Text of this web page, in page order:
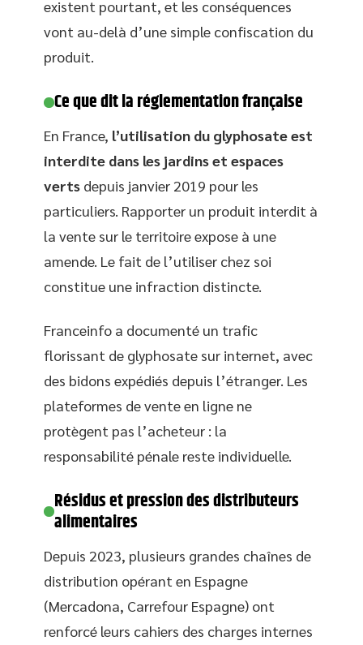
existent pourtant, et les conséquences
vont au-delà d’une simple confiscation du
produit.
Ce que dit la réglementation française
En France, l’utilisation du glyphosate est
interdite dans les jardins et espaces
verts depuis janvier 2019 pour les
particuliers. Rapporter un produit interdit à
la vente sur le territoire expose à une
amende. Le fait de l’utiliser chez soi
constitue une infraction distincte.
Franceinfo a documenté un trafic
florissant de glyphosate sur internet, avec
des bidons expédiés depuis l’étranger. Les
plateformes de vente en ligne ne
protègent pas l’acheteur : la
responsabilité pénale reste individuelle.
Résidus et pression des distributeurs
alimentaires
Depuis 2023, plusieurs grandes chaînes de
distribution opérant en Espagne
(Mercadona, Carrefour Espagne) ont
renforcé leurs cahiers des charges internes